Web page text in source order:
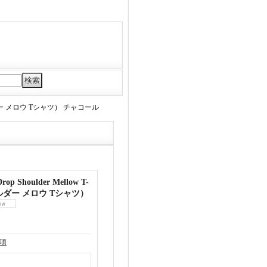
メロウ Tシャツ） チャコール
Shoulder Mellow T-
ー メロウ Tシャツ）